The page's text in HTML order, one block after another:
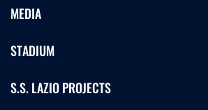
MEDIA
STADIUM
S.S. LAZIO PROJECTS